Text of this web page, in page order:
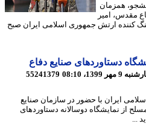
همزمان
امیر
ارتش جمهوری اسلامی ایران صبح
دستاوردهای صنایع دفاع
55241379
ایران با حضور در سازمان صنایع
نمایشگاه دوسالانه دستاوردهای